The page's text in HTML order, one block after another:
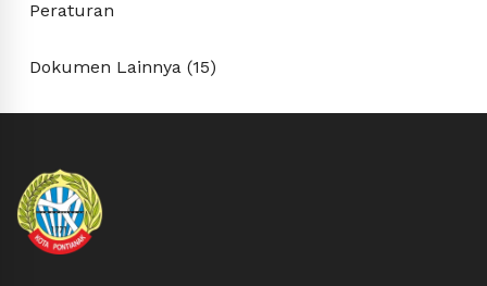
Peraturan
Dokumen Lainnya (15)